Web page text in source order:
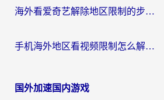
海外看爱奇艺解除地区限制的步骤与注意事项详解：留学生必看的无卡顿追剧指南
手机海外地区看视频限制怎么解决？海外党追剧看片的实用指南
国外加速国内游戏